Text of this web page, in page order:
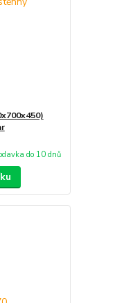
do 10 dnů